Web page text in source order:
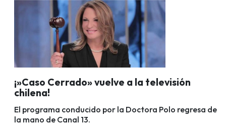
¡»Caso Cerrado» vuelve a la televisión
chilena!
El programa conducido por la Doctora Polo regresa de
la mano de Canal 13.